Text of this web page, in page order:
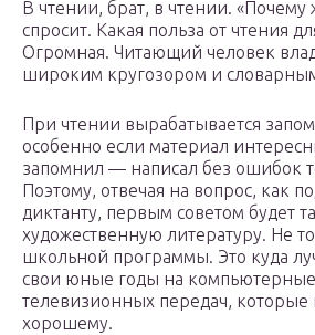
В чтении, брат, в чтении. «Почему
спросит. Какая польза от чтения
Огромная. Читающий человек
широким кругозором и
При чтении вырабатывается
особенно если материал
запомнил — написал без ошибок
Поэтому, отвечая на вопрос, как
диктанту, первым советом будет
художественную литературу. Не
школьной программы. Это куда
свои юные годы на
телевизионных передач, которые
хорошему.